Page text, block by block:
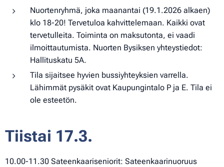
Nuortenryhmä, joka maanantai (19.1.2026 alkaen)
klo 18-20! Tervetuloa kahvittelemaan. Kaikki ovat
tervetulleita. Toiminta on maksutonta, ei vaadi
ilmoittautumista. Nuorten Bysiksen yhteystiedot:
Hallituskatu 5A.
Tila sijaitsee hyvien bussiyhteyksien varrella.
Lähimmät pysäkit ovat Kaupungintalo P ja E. Tila ei
ole esteetön.
Tiistai 17.3.
10.00-11.30 Sateenkaariseniorit: Sateenkaarinuoruus